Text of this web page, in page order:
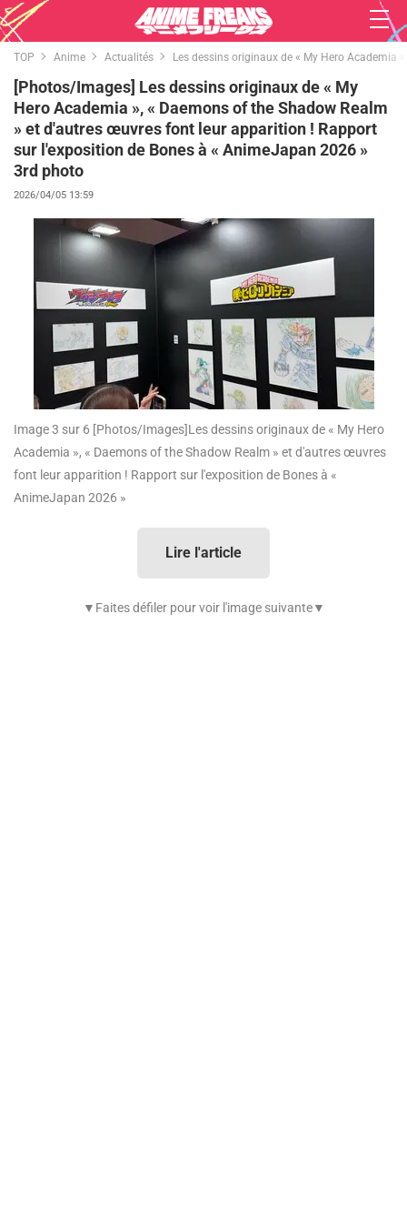
TOP Anime Actualités Les dessins originaux de « My Hero
[Photos/Images] Les dessins originaux de « My
Hero Academia », « Daemons of the Shadow Realm
» et d'autres œuvres font leur apparition ! Rapport
sur l'exposition de Bones à « AnimeJapan 2026 »
3rd photo
2026/04/05 13:59
Image 3 sur 6 [Photos/Images]Les dessins originaux de « My Hero
Academia », « Daemons of the Shadow Realm » et d'autres œuvres
font leur apparition ! Rapport sur l'exposition de Bones à «
AnimeJapan 2026 »
Lire l'article
▼Faites défiler pour voir l'image suivante▼